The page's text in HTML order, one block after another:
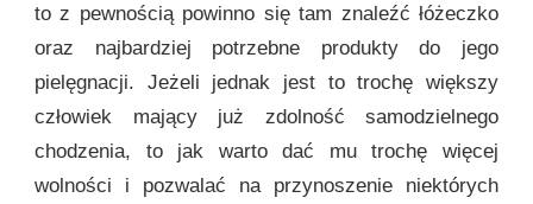
to z pewnością powinno się tam znaleźć łóżeczko
oraz najbardziej potrzebne produkty do jego
pielęgnacji. Jeżeli jednak jest to trochę większy
człowiek mający już zdolność samodzielnego
chodzenia, to jak warto dać mu trochę więcej
wolności i pozwalać na przynoszenie niektórych